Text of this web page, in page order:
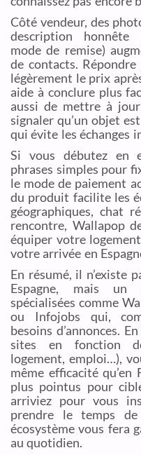
Côté vendeur, des
description honnête
mode de remise)
de contacts.
légèrement le prix
aide à conclure plus
aussi de mettre à
signaler qu’un objet
qui évite les échanges
Si vous débutez en
phrases simples pour
le mode de paiement
du produit facilite les
géographiques, chat
rencontre, Wallapop
équiper votre
votre arrivée en
En résumé, il n’existe
Espagne, mais un
spécialisées comme
ou Infojobs qui,
besoins d’annonces.
sites en fonction
logement, emploi…),
même efficacité qu’en
plus pointus pour
arriviez pour vous
prendre le temps
écosystème vous fera
au quotidien.